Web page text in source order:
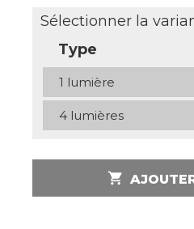
Sélectionner la
Type
1 lumière
4 lumières
shopping_cart